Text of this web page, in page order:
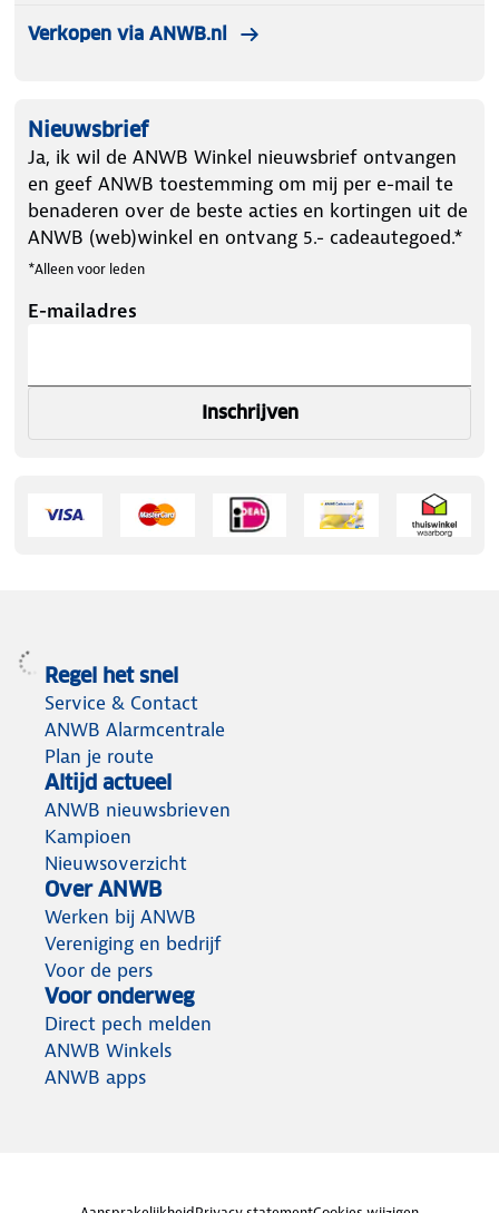
Verkopen via ANWB.nl
Nieuwsbrief
Ja, ik wil de ANWB Winkel nieuwsbrief ontvangen
en geef ANWB toestemming om mij per e-mail te
benaderen over de beste acties en kortingen uit de
ANWB (web)winkel en ontvang 5.- cadeautegoed.*
*Alleen voor leden
E-mailadres
Inschrijven
Regel het snel
Service & Contact
ANWB Alarmcentrale
Plan je route
Altijd actueel
ANWB nieuwsbrieven
Kampioen
Nieuwsoverzicht
Over ANWB
Werken bij ANWB
Vereniging en bedrijf
Voor de pers
Voor onderweg
Direct pech melden
ANWB Winkels
ANWB apps